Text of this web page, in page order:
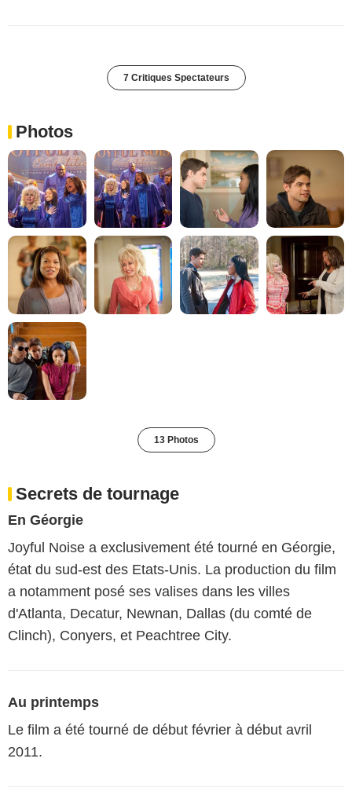
7 Critiques Spectateurs
Photos
13 Photos
Secrets de tournage
En Géorgie
Joyful Noise a exclusivement été tourné en Géorgie,
état du sud-est des Etats-Unis. La production du film
a notamment posé ses valises dans les villes
d'Atlanta, Decatur, Newnan, Dallas (du comté de
Clinch), Conyers, et Peachtree City.
Au printemps
Le film a été tourné de début février à début avril
2011.